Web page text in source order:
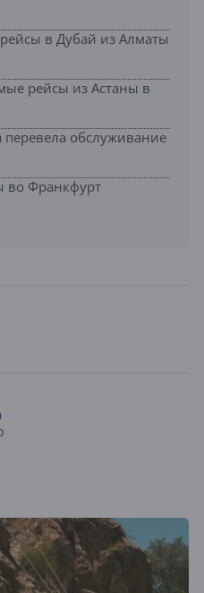
в Дубай из Алматы
рейсы из Астаны в
обслуживание
во Франкфурт